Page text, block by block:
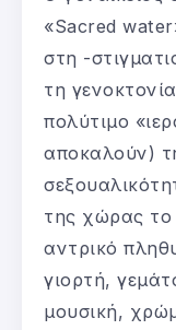
«Sacred
στη -
τη
πολύτιμο
αποκαλούν)
της χώρας το
αντρικό
γιορτή,
μουσική,